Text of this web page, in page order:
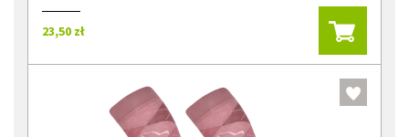
23,50 zł